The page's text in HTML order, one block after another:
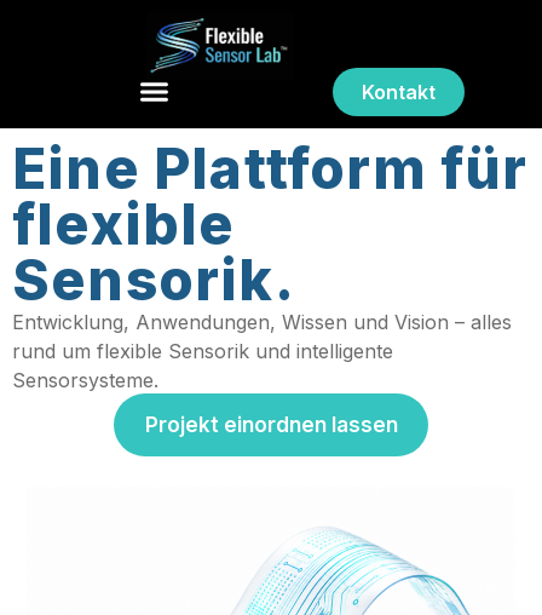
Kontakt
Eine Plattform für
flexible
Sensorik.
Entwicklung, Anwendungen, Wissen und Vision – alles
rund um flexible Sensorik und intelligente
Sensorsysteme.
Projekt einordnen lassen